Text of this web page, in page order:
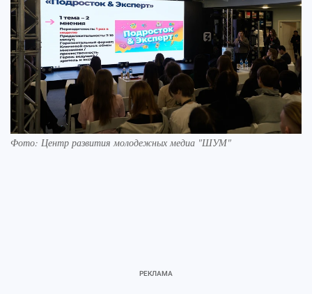
Фото: Центр развития молодежных медиа "ШУМ"